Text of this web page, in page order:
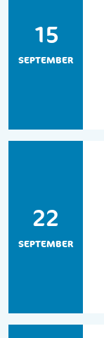
15
SEPTEMBER
22
SEPTEMBER